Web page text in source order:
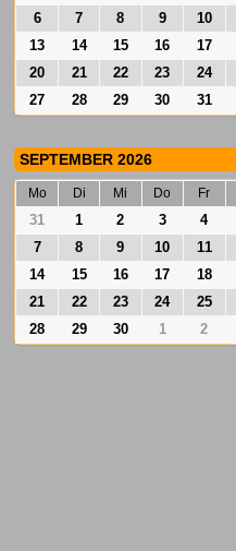
6
7 8 9 10
13
14 15 16 17
20
21 22 23 24
27
28 29 30 31
SEPTEMBER 2026
Mo Di Mi Do Fr
31 1 2 3 4
7
8 9 10 11
14
15 16 17 18
21
22 23 24 25
28
29 30 1 2